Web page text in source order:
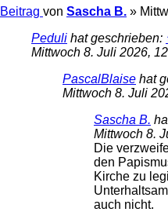
Beitrag von Sascha B. »
Peduli hat geschrieben:
Mittwoch 8. Juli 2026,
PascalBlaise hat
Mittwoch 8. Juli
Sascha B.
Mittwoch 8.
Die
den
Kirche zu
auch nicht.